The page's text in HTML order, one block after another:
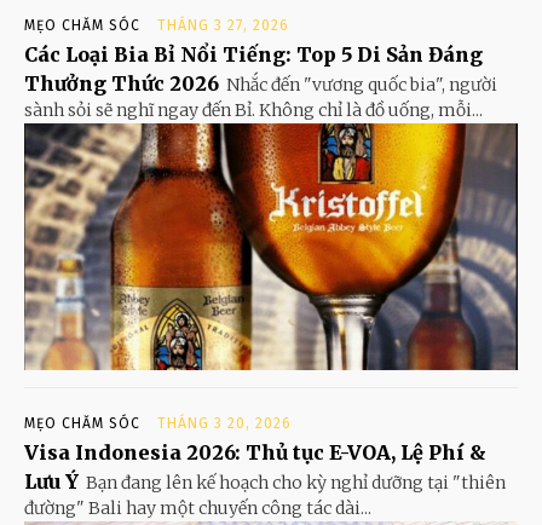
MẸO CHĂM SÓC THÁNG 3 27, 2026
Các Loại Bia Bỉ Nổi Tiếng: Top 5 Di Sản Đáng
Thưởng Thức 2026 Nhắc đến "vương quốc bia", người
sành sỏi sẽ nghĩ ngay đến Bỉ. Không chỉ là đồ uống, mỗi...
MẸO CHĂM SÓC THÁNG 3 20, 2026
Visa Indonesia 2026: Thủ tục E-VOA, Lệ Phí &
Lưu Ý Bạn đang lên kế hoạch cho kỳ nghỉ dưỡng tại "thiên
đường" Bali hay một chuyến công tác dài...